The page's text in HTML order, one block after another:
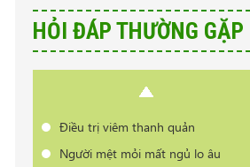
HỎI ĐÁP THƯỜNG GẶP
nhanh nhất
Có phải bị thoái hóa cột sống khi
đổi thời tiết?
Cần tư vấn sản phẩm trị vẩy nến
Điều trị viêm thanh quản
Người mệt mỏi mất ngủ lo âu